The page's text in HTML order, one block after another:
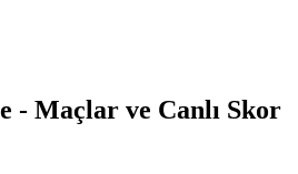
- Maçlar ve Canlı Skor